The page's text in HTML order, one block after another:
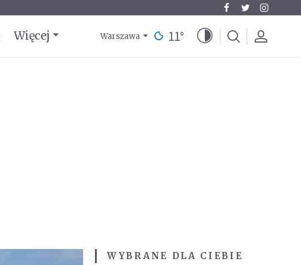
Więcej Warszawa 11°
WYBRANE DLA CIEBIE